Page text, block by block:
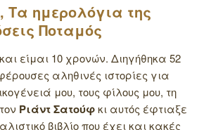
Τα ημερολόγια της
Ποταμός
είμαι 10 χρονών. Διηγήθηκα 52
αληθινές ιστορίες για
μου, τους φίλους μου, τη
Ριάντ Σατούφκι αυτός έφτιαξε
βιβλίο που έχει και κακές